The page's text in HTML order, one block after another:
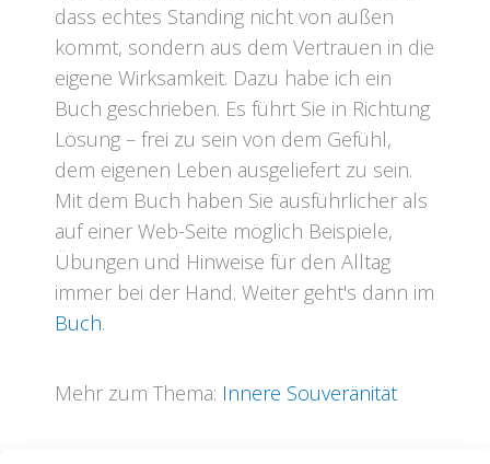
dass echtes Standing nicht von außen
kommt, sondern aus dem Vertrauen in die
eigene Wirksamkeit. Dazu habe ich ein
Buch geschrieben. Es führt Sie in Richtung
Lösung – frei zu sein von dem Gefühl,
dem eigenen Leben ausgeliefert zu sein.
Mit dem Buch haben Sie ausführlicher als
auf einer Web-Seite möglich Beispiele,
Übungen und Hinweise für den Alltag
immer bei der Hand. Weiter geht's dann im
Buch.
Mehr zum Thema: Innere Souveränität